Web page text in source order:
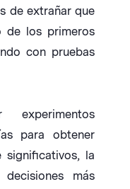
de extrañar que
de los primeros
con pruebas
para obtener
significativos, la
más